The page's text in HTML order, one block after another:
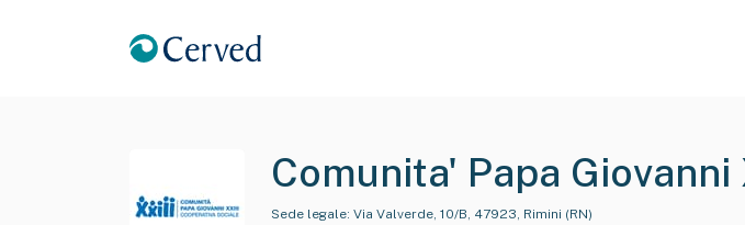
Comunita' Papa
Sede legale: Via Valverde, 10/B, 47923, Rimini (RN)